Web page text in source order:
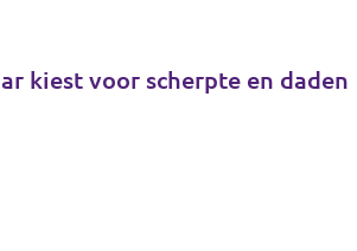
kiest voor scherpte en daden